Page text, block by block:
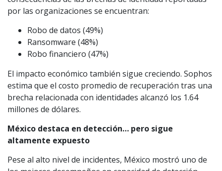
por las organizaciones se encuentran:
Robo de datos (49%)
Ransomware (48%)
Robo financiero (47%)
El impacto económico también sigue creciendo. Sophos
estima que el costo promedio de recuperación tras una
brecha relacionada con identidades alcanzó los 1.64
millones de dólares.
México destaca en detección… pero sigue
altamente expuesto
Pese al alto nivel de incidentes, México mostró uno de